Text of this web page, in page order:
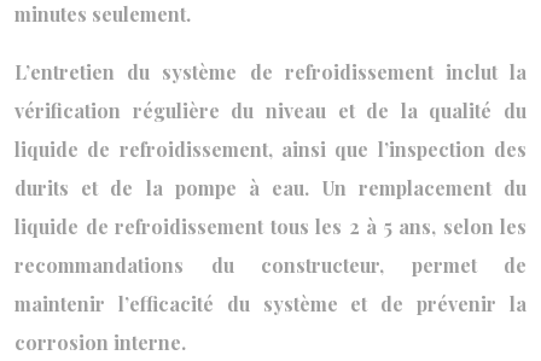
minutes seulement.
L’entretien du système de refroidissement inclut la
vérification régulière du niveau et de la qualité du
liquide de refroidissement, ainsi que l’inspection des
durits et de la pompe à eau. Un remplacement du
liquide de refroidissement tous les 2 à 5 ans, selon les
recommandations du constructeur, permet de
maintenir l’efficacité du système et de prévenir la
corrosion interne.